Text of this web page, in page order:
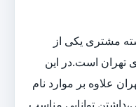
مشتری یکی از
تهران است.در این
علاوه بر موارد نام